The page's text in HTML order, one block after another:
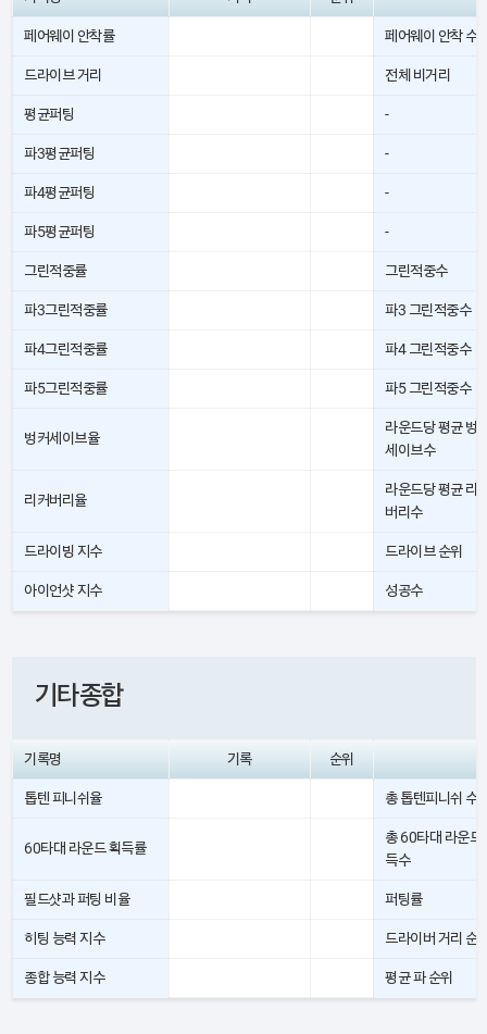
페어웨이 안착률 페어웨이 안착 수
드라이브 거리 전체 비거리
평균퍼팅 -
파3평균퍼팅 -
파4평균퍼팅 -
파5평균퍼팅 -
그린적중률 그린적중수
파3그린적중률 파3 그린적중수
파4그린적중률 파4 그린적중수
파5그린적중률 파5 그린적중수
벙커세이브율
라운드당 평균 벙
세이브수
리커버리율
라운드당 평균 리
버리수
드라이빙 지수 드라이브 순위
아이언샷 지수 성공수
기타종합
기록명 기록 순위
톱텐 피니쉬율 총 톱텐피니쉬 수
60타대 라운드 획득률
총 60타대 라운드
득수
필드샷과 퍼팅 비율 퍼팅률
히팅 능력 지수 드라이버 거리 순
종합 능력 지수 평균 파 순위